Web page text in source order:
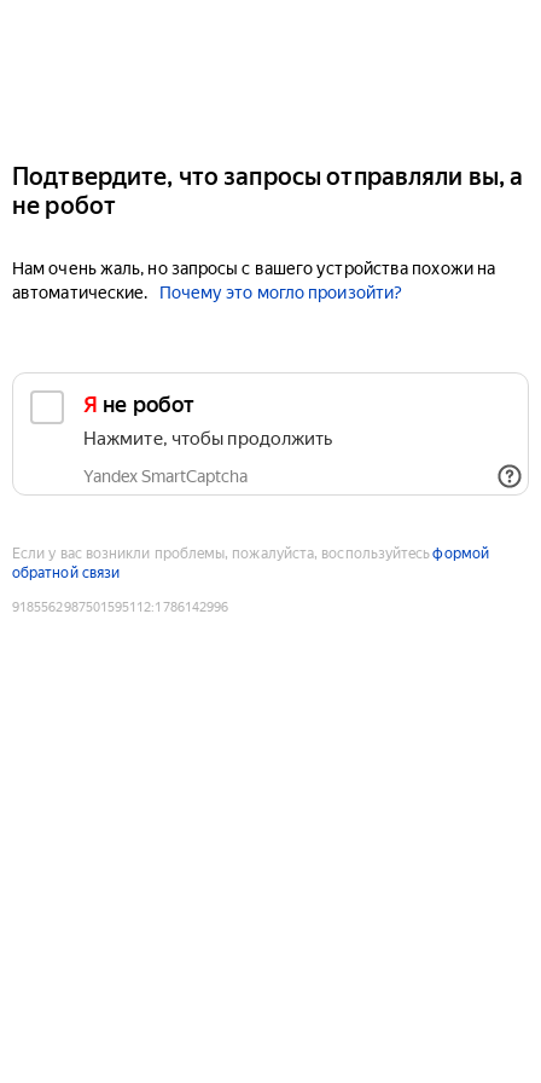
Подтвердите, что запросы отправляли вы, а
не робот
Нам очень жаль, но запросы с вашего устройства похожи на
автоматические.
Почему это могло произойти?
Я не робот
Нажмите, чтобы продолжить
Yandex SmartCaptcha
Если у вас возникли проблемы, пожалуйста, воспользуйтесьформой
обратной связи
9185562987501595112:1786142996